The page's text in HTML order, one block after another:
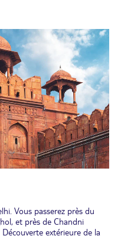
Vous passerez près du
et près de Chandni
extérieure de la